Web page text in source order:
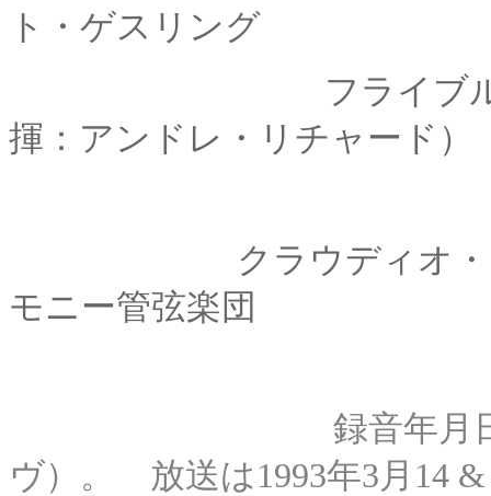
ト・ゲスリング
フライブルグ・ゾ
揮：アンドレ・リチャード）
クラウディオ・アバ
モニー管弦楽団
録音年月
ヴ）。 放送は1993年3月14 &